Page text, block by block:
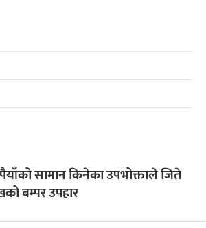
सामान किनेका उपभोक्ताले जिते
बम्पर उपहार